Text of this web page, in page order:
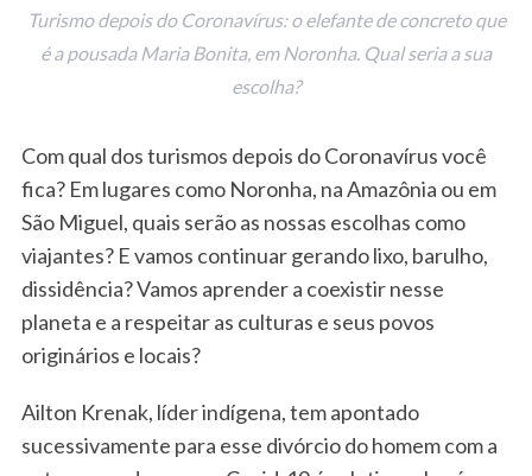
Turismo depois do Coronavírus: o elefante de concreto que
é a pousada Maria Bonita, em Noronha. Qual seria a sua
escolha?
Com qual dos turismos depois do Coronavírus você
fica? Em lugares como Noronha, na Amazônia ou em
São Miguel, quais serão as nossas escolhas como
viajantes? E vamos continuar gerando lixo, barulho,
dissidência? Vamos aprender a coexistir nesse
planeta e a respeitar as culturas e seus povos
originários e locais?
Ailton Krenak, líder indígena, tem apontado
sucessivamente para esse divórcio do homem com a